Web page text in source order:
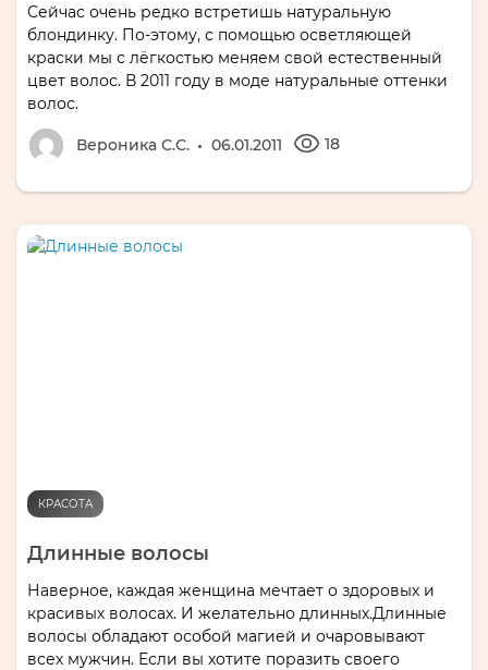
Сейчас очень редко встретишь натуральную
блондинку. По-этому, с помощью осветляющей
краски мы с лёгкостью меняем свой естественный
цвет волос. В 2011 году в моде натуральные оттенки
волос.
Вероника С.С. 06.01.2011 18
КРАСОТА
Длинные волосы
Наверное, каждая женщина мечтает о здоровых и
красивых волосах. И желательно длинных.Длинные
волосы обладают особой магией и очаровывают
всех мужчин. Если вы хотите поразить своего